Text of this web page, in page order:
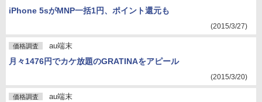
iPhone 5sがMNP一括1円、ポイント還元も
(2015/3/27)
価格調査 au端末
月々1476円でカケ放題のGRATINAをアピール
(2015/3/20)
価格調査 au端末